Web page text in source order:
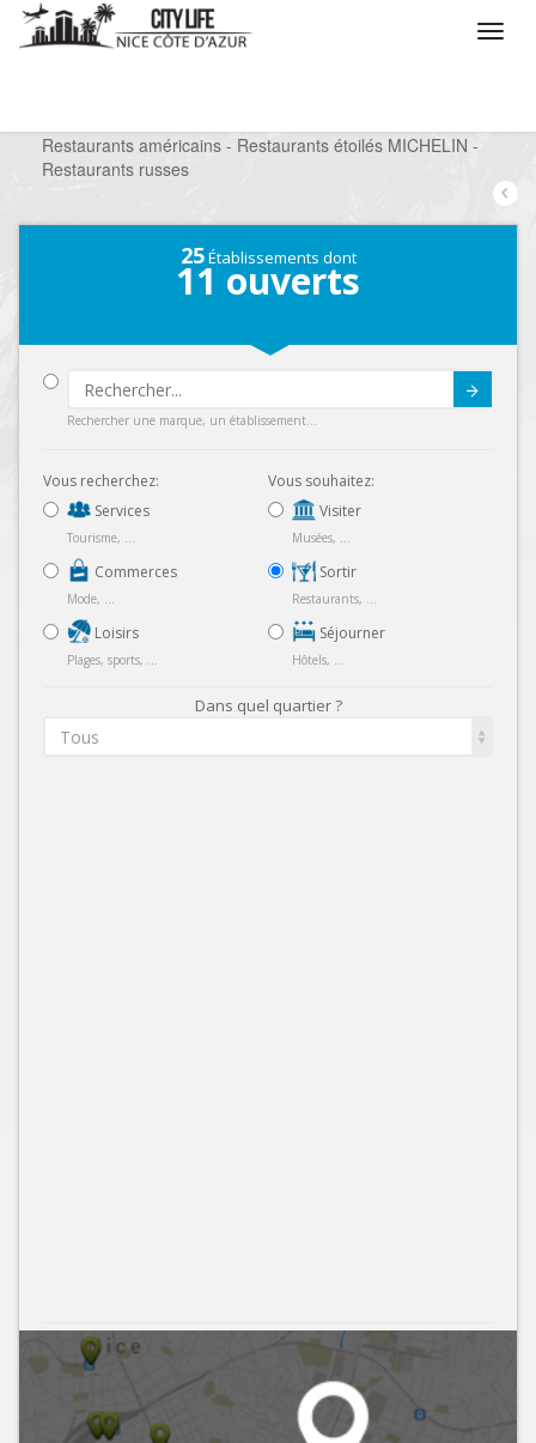
Restaurants américains - Restaurants étoilés MICHELIN -
Restaurants russes
25Établissements dont
11 ouverts
Rechercher une marque, un établissement...
Vous recherchez:
Services
Tourisme, ...
Commerces
Mode, ...
Loisirs
Plages, sports, ...
Vous souhaitez:
Visiter
Musées, ...
Sortir
Restaurants, ...
Séjourner
Hôtels, ...
Dans quel quartier ?
Tous